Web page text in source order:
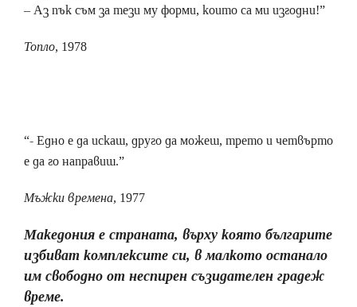
– Аз пък съм за тези му форми, които са ми изгодни!”
Топло, 1978
“- Едно е да искаш, друго да можеш, трето и четвърто
е да го направиш.”
Мъжки времена, 1977
Македония е страната, върху която българите
избиват комплексите си, в малкото останало
им свободно от неспирен съзидателен градеж
време.